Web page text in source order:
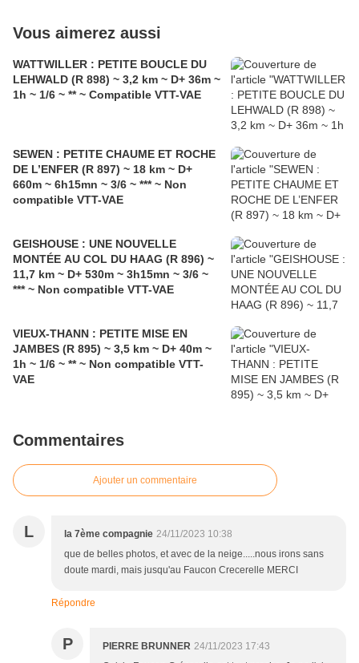
Vous aimerez aussi
WATTWILLER : PETITE BOUCLE DU
LEHWALD (R 898) ~ 3,2 km ~ D+ 36m ~
1h ~ 1/6 ~ ** ~ Compatible VTT-VAE
SEWEN : PETITE CHAUME ET ROCHE
DE L’ENFER (R 897) ~ 18 km ~ D+
660m ~ 6h15mn ~ 3/6 ~ *** ~ Non
compatible VTT-VAE
GEISHOUSE : UNE NOUVELLE
MONTÉE AU COL DU HAAG (R 896) ~
11,7 km ~ D+ 530m ~ 3h15mn ~ 3/6 ~
*** ~ Non compatible VTT-VAE
VIEUX-THANN : PETITE MISE EN
JAMBES (R 895) ~ 3,5 km ~ D+ 40m ~
1h ~ 1/6 ~ ** ~ Non compatible VTT-
VAE
Commentaires
Ajouter un commentaire
L la 7ème compagnie 24/11/2023 10:38
que de belles photos, et avec de la neige.....nous irons sans
doute mardi, mais jusqu'au Faucon Crecerelle MERCI
Répondre
P PIERRE BRUNNER 24/11/2023 17:43